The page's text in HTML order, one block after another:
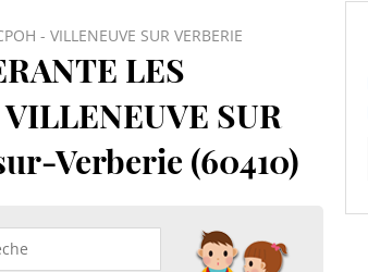
- VILLENEUVE SUR VERBERIE
LES
SUR
Verberie (60410)